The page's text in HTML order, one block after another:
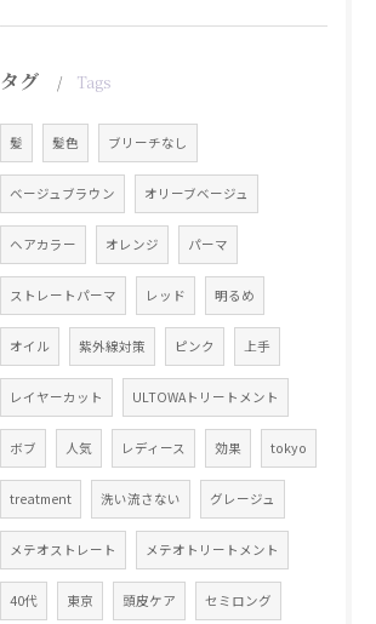
タグ Tags
髪 髪色 ブリーチなし
ベージュブラウン オリーブベージュ
ヘアカラー オレンジ パーマ
ストレートパーマ レッド 明るめ
オイル 紫外線対策 ピンク 上手
レイヤーカット ULTOWAトリートメント
ボブ 人気 レディース 効果 tokyo
treatment 洗い流さない グレージュ
メテオストレート メテオトリートメント
40代 東京 頭皮ケア セミロング